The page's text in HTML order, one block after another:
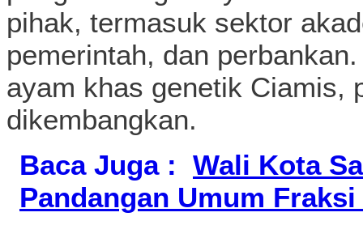
pihak, termasuk sektor
pemerintah, dan
ayam khas genetik Ciamis,
dikembangkan.
Baca Juga : Wali Kota
Pandangan Umum